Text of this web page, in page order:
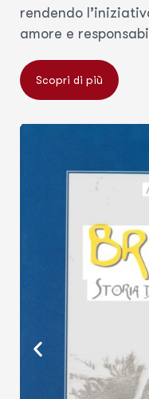
rendendo
amore e